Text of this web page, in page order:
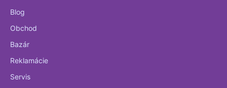
Blog
Obchod
Bazár
Reklamácie
Servis